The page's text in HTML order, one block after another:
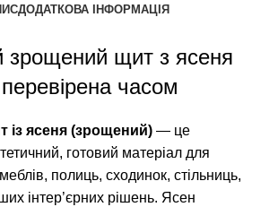
ДОДАТКОВА ІНФОРМАЦІЯ
зрощений щит з ясеня
часом
із ясеня (зрощений) — це
готовий матеріал для
полиць, сходинок, стільниць,
інтер’єрних рішень. Ясен